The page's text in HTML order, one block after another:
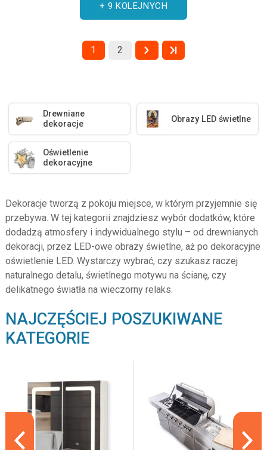
+ 9 KOLEJNYCH
1 2
Drewniane
dekoracje
Obrazy LED świetlne
Oświetlenie
dekoracyjne
Dekoracje tworzą z pokoju miejsce, w którym przyjemnie się
przebywa. W tej kategorii znajdziesz wybór dodatków, które
dodadzą atmosfery i indywidualnego stylu – od drewnianych
dekoracji, przez LED-owe obrazy świetlne, aż po dekoracyjne
oświetlenie LED. Wystarczy wybrać, czy szukasz raczej
naturalnego detalu, świetlnego motywu na ścianę, czy
delikatnego światła na wieczorny relaks.
NAJCZĘŚCIEJ POSZUKIWANE
KATEGORIE